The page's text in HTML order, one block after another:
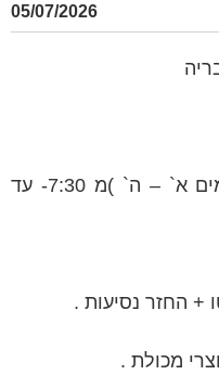
05/07/2026
המשרה בת 6 ימים בשבוע בימים א` – ה` )מ 7:30- עד
מכולת .